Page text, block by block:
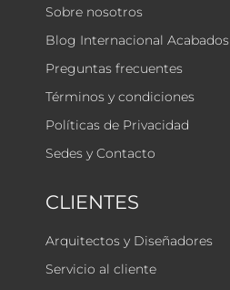
Sobre nosotros
Blog Internacional Acabados
Preguntas frecuentes
Términos y condiciones
Políticas de Privacidad
Sedes y Contacto
CLIENTES
Arquitectos y Diseñadores
Servicio al cliente